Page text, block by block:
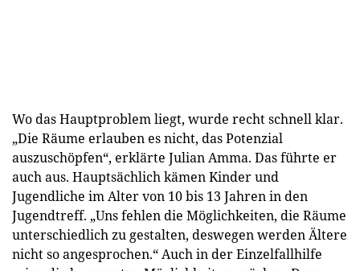
Wo das Hauptproblem liegt, wurde recht schnell klar.
„Die Räume erlauben es nicht, das Potenzial
auszuschöpfen“, erklärte Julian Amma. Das führte er
auch aus. Hauptsächlich kämen Kinder und
Jugendliche im Alter von 10 bis 13 Jahren in den
Jugendtreff. „Uns fehlen die Möglichkeiten, die Räume
unterschiedlich zu gestalten, deswegen werden Ältere
nicht so angesprochen.“ Auch in der Einzelfallhilfe